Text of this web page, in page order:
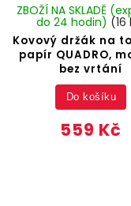
Kovový držák na
papír QUADRO,
bez vrtání
ZBOŽÍ NA SKLADĚ
do 24 hodin) (16
559 Kč
Do košíku